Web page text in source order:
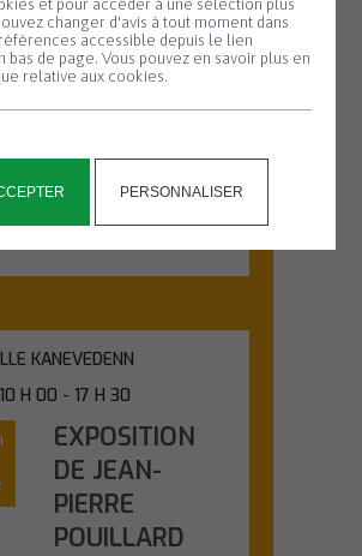
et pour accéder à une sélection plus
changer d'avis à tout moment dans
accessible depuis le lien
bas de page. Vous pouvez en savoir plus en
relative aux cookies.
PERSONNALISER
Nuit de la
chauve-souris
#2
découverte des
chauves-souris lors
En savoir plus
KANEVEDENN
10 H 00 - 17 H 30
EXPOSITION
DE JEAN-
PIERRE
POUILLARD